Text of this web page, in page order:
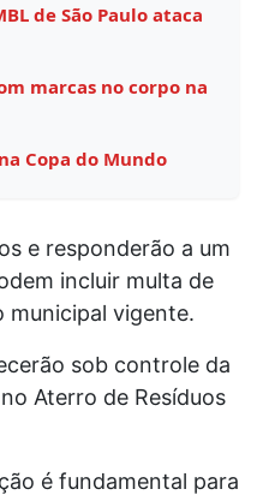
de São Paulo ataca
marcas no corpo na
Copa do Mundo
e responderão a um
incluir multa de
municipal vigente.
sob controle da
Aterro de Resíduos
é fundamental para